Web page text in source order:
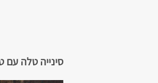
סינייה טלה עם